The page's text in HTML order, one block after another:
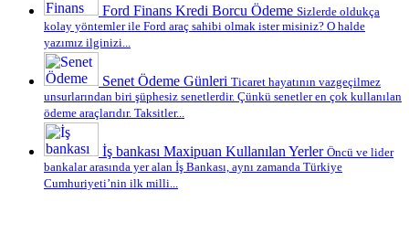
Ford Finans Kredi Borcu Ödeme Sizlerde oldukça
kolay yöntemler ile Ford araç sahibi olmak ister misiniz? O halde
yazımız ilginizi...
Senet Ödeme Günleri Ticaret hayatının vazgeçilmez
unsurlarından biri şüphesiz senetlerdir. Çünkü senetler en çok kullanılan
ödeme araçlarıdır. Taksitler...
İş bankası Maxipuan Kullanılan Yerler Öncü ve lider
bankalar arasında yer alan İş Bankası, aynı zamanda Türkiye
Cumhuriyeti’nin ilk milli...